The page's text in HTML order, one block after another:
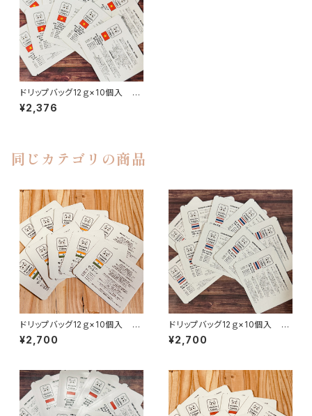
ドリップバッグ12ｇ×10個入 ベ
トナム ルビーマウンテン G1アラ
ビカ Ｑグレード
¥2,376
同じカテゴリの商品
ドリップバッグ12ｇ×10個入 イ
ンド モンスーン マラバールAA
¥2,700
ドリップバッグ12ｇ×10個入 タ
イ サイアム ブルームーン
¥2,700